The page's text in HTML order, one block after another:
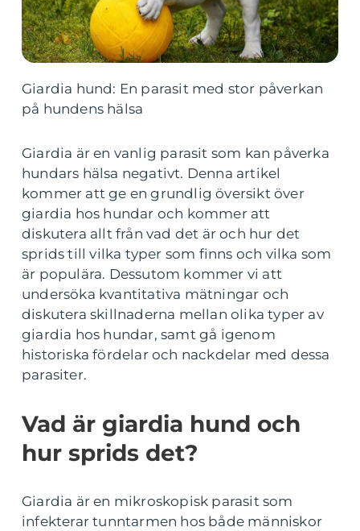
Giardia hund: En parasit med stor påverkan
på hundens hälsa
Giardia är en vanlig parasit som kan påverka
hundars hälsa negativt. Denna artikel
kommer att ge en grundlig översikt över
giardia hos hundar och kommer att
diskutera allt från vad det är och hur det
sprids till vilka typer som finns och vilka som
är populära. Dessutom kommer vi att
undersöka kvantitativa mätningar och
diskutera skillnaderna mellan olika typer av
giardia hos hundar, samt gå igenom
historiska fördelar och nackdelar med dessa
parasiter.
Vad är giardia hund och
hur sprids det?
Giardia är en mikroskopisk parasit som
infekterar tunntarmen hos både människor